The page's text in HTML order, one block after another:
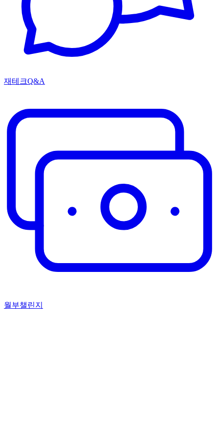
재테크Q&A
월부챌린지